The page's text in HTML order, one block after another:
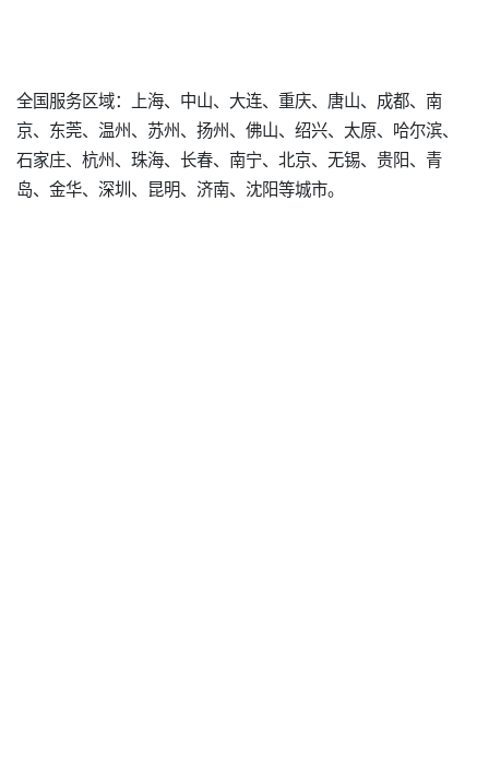
全国服务区域：上海、中山、大连、重庆、唐山、成都、南
京、东莞、温州、苏州、扬州、佛山、绍兴、太原、哈尔滨、
石家庄、杭州、珠海、长春、南宁、北京、无锡、贵阳、青
岛、金华、深圳、昆明、济南、沈阳等城市。